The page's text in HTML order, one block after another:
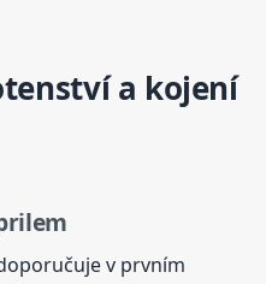
a kojení
v prvním